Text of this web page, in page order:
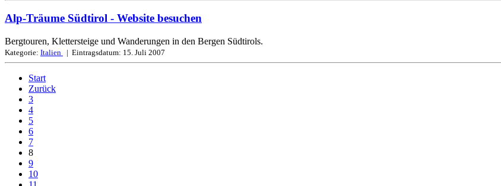
Alp-Träume Südtirol - Website besuchen
Bergtouren, Klettersteige und Wanderungen in den Bergen Südtirols.
Kategorie: Italien | Eintragsdatum: 15. Juli 2007
Start
Zurück
3
4
5
6
7
8
9
10